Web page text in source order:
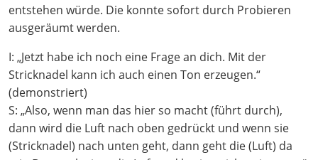
entstehen würde. Die konnte sofort durch Probieren
ausgeräumt werden.
I: „Jetzt habe ich noch eine Frage an dich. Mit der
Stricknadel kann ich auch einen Ton erzeugen.“
(demonstriert)
S: „Also, wenn man das hier so macht (führt durch),
dann wird die Luft nach oben gedrückt und wenn sie
(Stricknadel) nach unten geht, dann geht die (Luft) da